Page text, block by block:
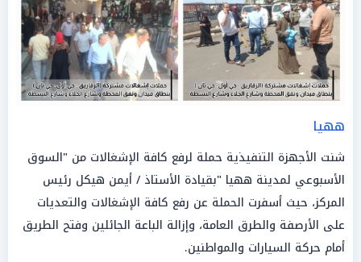
ههيا
شنت الأجهزة التنفيذية حملة لرفع كافة الإشغالات من "السوق
الأسبوعي لمدينة ههيا "بقيادة الأستاذ / أيمن هيكل رئيس
المركز، حيث أسفرت الحملة عن رفع كافة الإشغالات والتعديات
على الأرصفة والطرق العامة، وإزالة الباعة الجائلين وفتح الطريق
أمام حركة السيارات والمواطنين.